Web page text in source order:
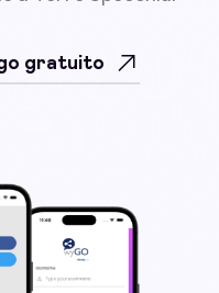
gratuito